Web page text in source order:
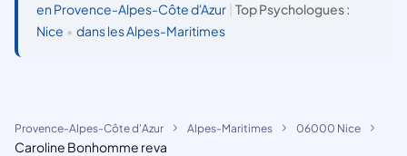
en Provence-Alpes-Côte d'Azur
Top Psychologues :
Nice • dans les Alpes-Maritimes
Provence-Alpes-Côte d'Azur Alpes-Maritimes 06000 Nice
Caroline Bonhomme reva